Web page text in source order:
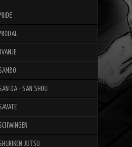
DA - SAN SHOU
JUTSU